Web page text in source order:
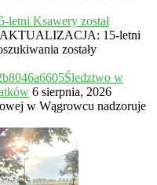
Ksawery został
15-letni
zostały
Śledztwo w
6 sierpnia, 2026
w Wągrowcu nadzoruje